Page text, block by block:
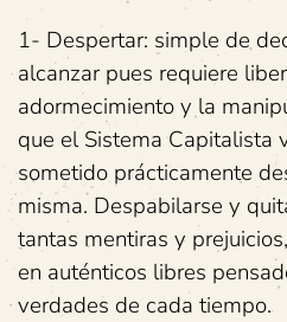
1- Despertar: simple de
alcanzar pues requiere
adormecimiento y la
que el Sistema Capitalista
sometido prácticamente
misma. Despabilarse y
tantas mentiras y
en auténticos libres
verdades de cada tiempo.